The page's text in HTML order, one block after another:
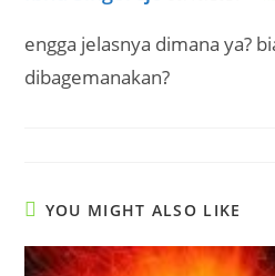
engga jelasnya dimana ya?
dibagemanakan?
YOU MIGHT ALSO LIKE